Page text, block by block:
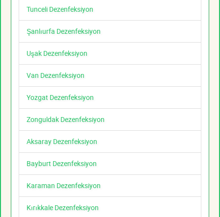
Tunceli Dezenfeksiyon
Şanlıurfa Dezenfeksiyon
Uşak Dezenfeksiyon
Van Dezenfeksiyon
Yozgat Dezenfeksiyon
Zonguldak Dezenfeksiyon
Aksaray Dezenfeksiyon
Bayburt Dezenfeksiyon
Karaman Dezenfeksiyon
Kırıkkale Dezenfeksiyon